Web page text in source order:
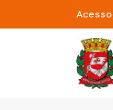
Pular para o